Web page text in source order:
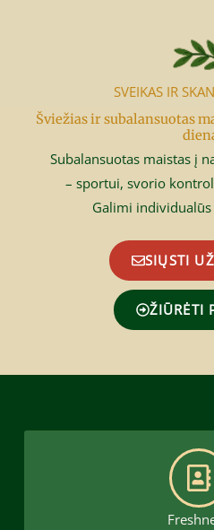
SVEIKAS IR
Šviežias ir subalansuotas
Subalansuotas maistas į
– sportui, svorio
Galimi
SIŲSTI
ŽIŪRĖTI